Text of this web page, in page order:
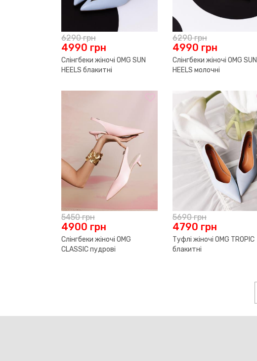
6290грн
4990 грн
Слінгбеки жіночі OMG SUN
HEELS блакитні
6290грн
4990 грн
Слінгбеки жіночі OMG SUN
HEELS молочні
5450грн
4900 грн
Слінгбеки жіночі OMG
CLASSIC пудрові
5690грн
4790 грн
Туфлі жіночі OMG TROPIC
блакитні